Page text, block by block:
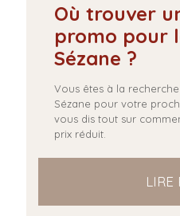
Où trouver
promo pour
Sézane ?
Vous êtes à la
Sézane pour votre
vous dis tout sur
prix réduit.
LIRE